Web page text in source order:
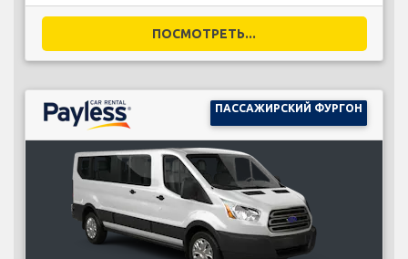
ПОСМОТРЕТЬ...
ПАССАЖИРСКИЙ ФУРГОН